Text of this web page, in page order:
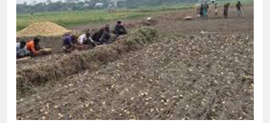
হারুনসহ ১০ জন
ঢাকার চারপাশে সচল হবে নৌপথ,
রাজধানীর দুই মেট্রো স্টেশনে
আদালতকে বলতে চাইলাম ফাঁসি
লতিফ সিদ্দিকী